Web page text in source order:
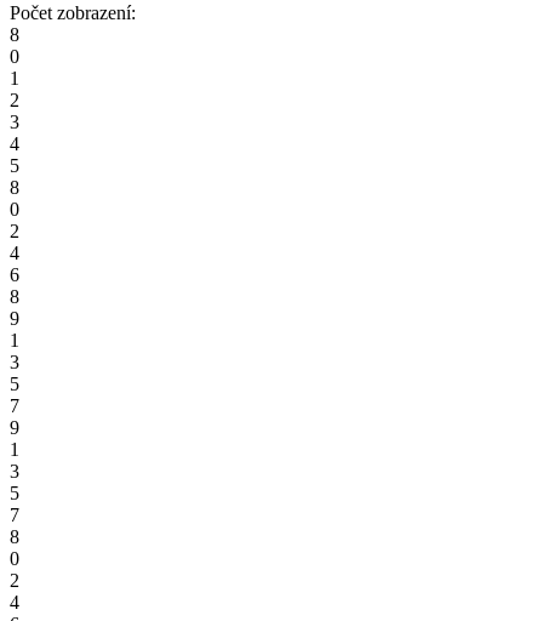
Počet zobrazení:
8
0
1
2
3
4
5
8
0
2
4
6
8
9
1
3
5
7
9
1
3
5
7
8
0
2
4